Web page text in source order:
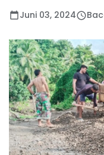
Juni 03, 2024